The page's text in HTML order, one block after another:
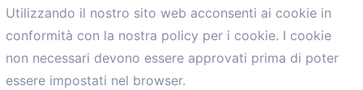
Menù
Utilizzando il nostro sito web acconsenti ai cookie in
conformità con la nostra policy per i cookie. I cookie
non necessari devono essere approvati prima di poter
essere impostati nel browser.